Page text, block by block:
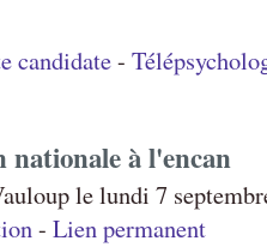
candidate-
nationale à l'encan
le lundi 7
- Lien permanent